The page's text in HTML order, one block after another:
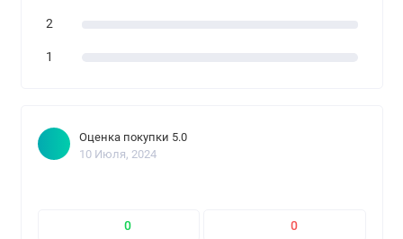
2
1
Оценка покупки 5.0
10 Июля, 2024
0 0